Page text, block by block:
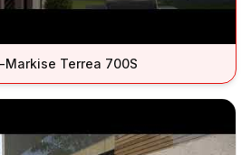
Markise Terrea 700S